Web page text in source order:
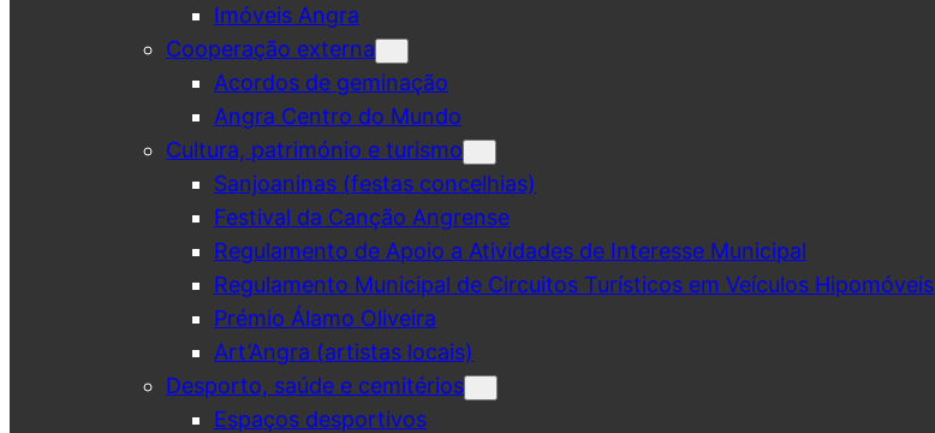
Imóveis Angra
Cooperação externa
Acordos de geminação
Angra Centro do Mundo
Cultura, património e turismo
Sanjoaninas (festas concelhias)
Festival da Canção Angrense
Regulamento de Apoio a Atividades de Interesse Municipal
Regulamento Municipal de Circuitos Turísticos em Veículos Hipomóveis
Prémio Álamo Oliveira
Art’Angra (artistas locais)
Desporto, saúde e cemitérios
Espaços desportivos